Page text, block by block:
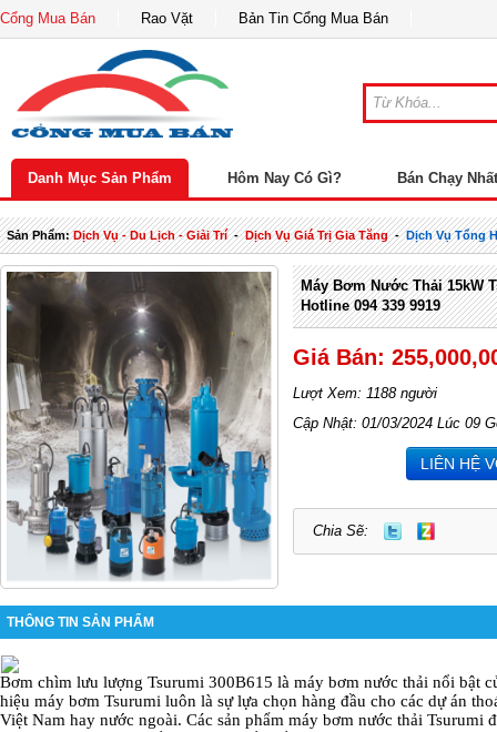
Cổng Mua Bán Rao Vặt Bản Tin Cổng Mua Bán
Danh Mục Sản Phẩm Hôm Nay Có Gì? Bán Chạy Nhất
Sản Phẩm:Dịch Vụ - Du Lịch - Giải Trí-Dịch Vụ Giá Trị Gia Tăng-Dịch Vụ Tổng
Máy Bơm Nước Thải 15kW
Hotline 094 339 9919
Giá Bán:
Lượt Xem: 1188 người
Cập Nhật: 01/03/2024 Lúc 09
LIÊN HỆ
Chia Sẽ:
THÔNG TIN SẢN PHẨM
Bơm chìm lưu lượng Tsurumi 300B615 là máy bơm nước thải nổi bật
hiệu máy bơm Tsurumi luôn là sự lựa chọn hàng đầu cho các dự án
Việt Nam hay nước ngoài. Các sản phẩm máy bơm nước thải Tsurumi